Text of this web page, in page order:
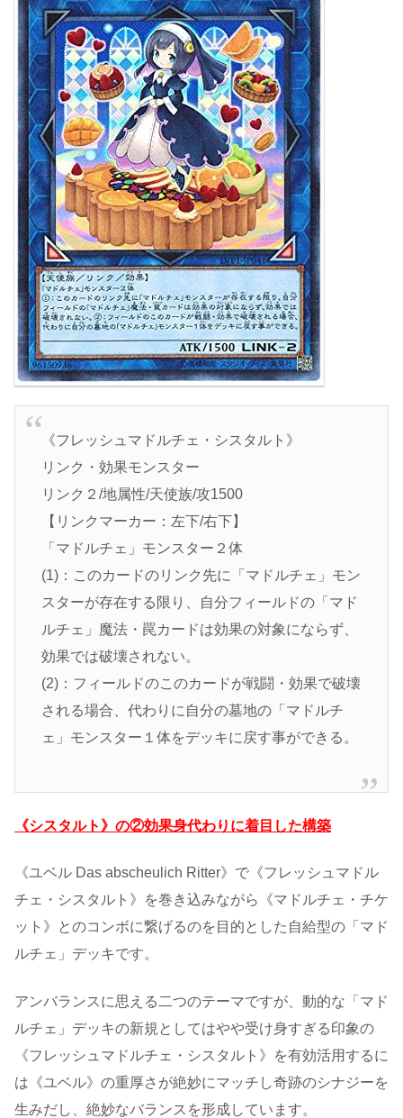
《フレッシュマドルチェ・シスタルト》
リンク・効果モンスター
リンク２/地属性/天使族/攻1500
【リンクマーカー：左下/右下】
「マドルチェ」モンスター２体
(1)：このカードのリンク先に「マドルチェ」モン
スターが存在する限り、自分フィールドの「マド
ルチェ」魔法・罠カードは効果の対象にならず、
効果では破壊されない。
(2)：フィールドのこのカードが戦闘・効果で破壊
される場合、代わりに自分の墓地の「マドルチ
ェ」モンスター１体をデッキに戻す事ができる。
《シスタルト》の②効果身代わりに着目した構築
《ユベル Das abscheulich Ritter》で《フレッシュマドル
チェ・シスタルト》を巻き込みながら《マドルチェ・チケ
ット》とのコンボに繋げるのを目的とした自給型の「マド
ルチェ」デッキです。
アンバランスに思える二つのテーマですが、動的な「マド
ルチェ」デッキの新規としてはやや受け身すぎる印象の
《フレッシュマドルチェ・シスタルト》を有効活用するに
は《ユベル》の重厚さが絶妙にマッチし奇跡のシナジーを
生みだし、絶妙なバランスを形成しています。